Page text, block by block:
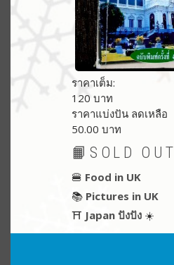
ราคาเต็ม:
120 บาท
ราคาแบ่งปัน ลดเหลือ
50.00 บาท
📙SOLD OUT
🍔 Food in UK
📚 Pictures in UK
⛩ Japan ปังปัง ☀️